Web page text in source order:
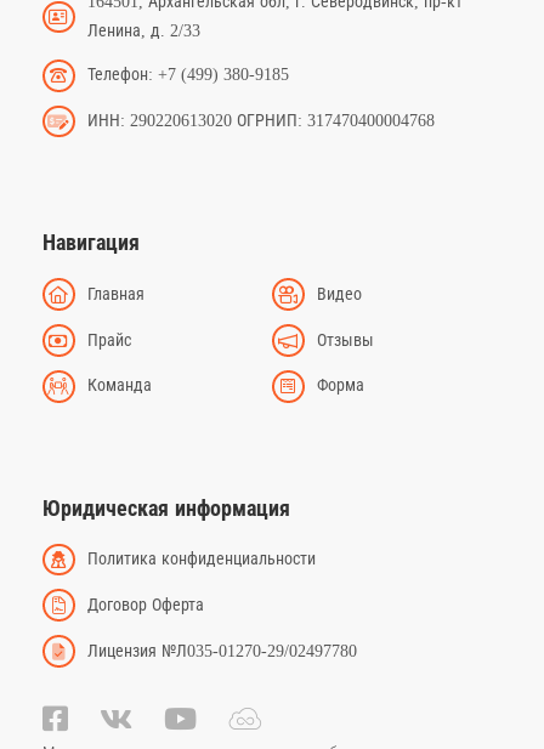
Ленина, д. 2/33
Телефон: +7 (499) 380-9185
ИНН: 290220613020 ОГРНИП: 317470400004768
Навигация
Главная Видео
Прайс Отзывы
Команда Форма
Юридическая информация
Политика конфиденциальности
Договор Оферта
Лицензия №Л035-01270-29/02497780